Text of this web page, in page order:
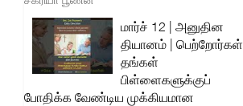
மார்ச் 12 | அனுதின
தியானம் | பெற்றோர்கள்
தங்கள்
பிள்ளைகளுக்குப்
போதிக்க வேண்டிய முக்கியமான